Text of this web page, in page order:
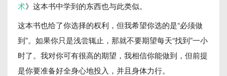
术》这本书中学到的东西也与此类似。
这本书也给了你选择的权利，但我希望你选的是“必须做
到”。如果你只是浅尝辄止，那就不要期望每天“找到”一小
时了。我对你可有很高的期望，我相信你能做到，但前提
是你要准备好全身心地投入，并且身体力行。